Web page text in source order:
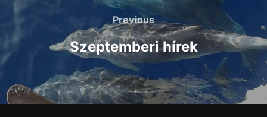
navigáció
Previous
Previous
Szeptemberi hírek